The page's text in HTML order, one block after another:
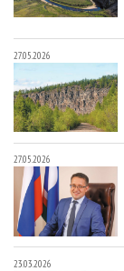
27.05.2026
27.05.2026
23.03.2026